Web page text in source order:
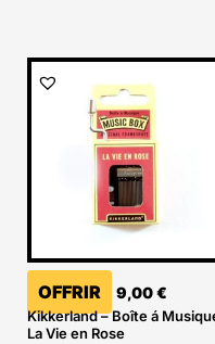
OFFRIR 9,00€
Kikkerland – Boîte á
La Vie en Rose